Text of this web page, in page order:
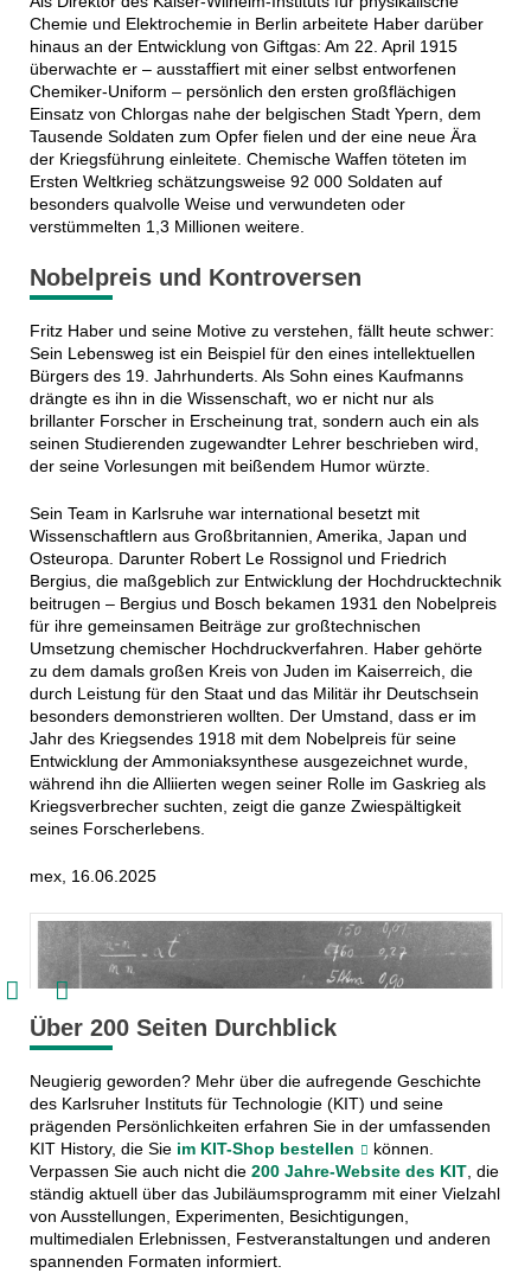
Chemie und Elektrochemie in Berlin arbeitete Haber darüber
hinaus an der Entwicklung von Giftgas: Am 22. April 1915
überwachte er – ausstaffiert mit einer selbst entworfenen
Chemiker-Uniform – persönlich den ersten großflächigen
Einsatz von Chlorgas nahe der belgischen Stadt Ypern, dem
Tausende Soldaten zum Opfer fielen und der eine neue Ära
der Kriegsführung einleitete. Chemische Waffen töteten im
Ersten Weltkrieg schätzungsweise 92 000 Soldaten auf
besonders qualvolle Weise und verwundeten oder
verstümmelten 1,3 Millionen weitere.
Nobelpreis und Kontroversen
Fritz Haber und seine Motive zu verstehen, fällt heute schwer:
Sein Lebensweg ist ein Beispiel für den eines intellektuellen
Bürgers des 19. Jahrhunderts. Als Sohn eines Kaufmanns
drängte es ihn in die Wissenschaft, wo er nicht nur als
brillanter Forscher in Erscheinung trat, sondern auch ein als
seinen Studierenden zugewandter Lehrer beschrieben wird,
der seine Vorlesungen mit beißendem Humor würzte.
Sein Team in Karlsruhe war international besetzt mit
Wissenschaftlern aus Großbritannien, Amerika, Japan und
Osteuropa. Darunter Robert Le Rossignol und Friedrich
Bergius, die maßgeblich zur Entwicklung der Hochdrucktechnik
beitrugen – Bergius und Bosch bekamen 1931 den Nobelpreis
für ihre gemeinsamen Beiträge zur großtechnischen
Umsetzung chemischer Hochdruckverfahren. Haber gehörte
zu dem damals großen Kreis von Juden im Kaiserreich, die
durch Leistung für den Staat und das Militär ihr Deutschsein
besonders demonstrieren wollten. Der Umstand, dass er im
Jahr des Kriegsendes 1918 mit dem Nobelpreis für seine
Entwicklung der Ammoniaksynthese ausgezeichnet wurde,
während ihn die Alliierten wegen seiner Rolle im Gaskrieg als
Kriegsverbrecher suchten, zeigt die ganze Zwiespältigkeit
seines Forscherlebens.
mex, 16.06.2025
 
Fritz Haber (1868-1934), Nobelpreisträger für Chemie 1918, entwickelte das
Haber-Bosch-Verfahren zur Ammoniaksynthese, das die industrielle
Herstellung von Düngemitteln revolutionierte und die landwirtschaftlichen
Erträge weltweit steigerte. Trotz seiner wissenschaftlichen Erfolge ist Habers
Erbe umstritten, da er auch eine Schlüsselrolle bei der Entwicklung chemischer
Über 200 Seiten Durchblick
Neugierig geworden? Mehr über die aufregende Geschichte
des Karlsruher Instituts für Technologie (KIT) und seine
prägenden Persönlichkeiten erfahren Sie in der umfassenden
KIT History, die Sie im KIT-Shop bestellen
können.
Verpassen Sie auch nicht die 200 Jahre-Website des KIT, die
ständig aktuell über das Jubiläumsprogramm mit einer Vielzahl
von Ausstellungen, Experimenten, Besichtigungen,
multimedialen Erlebnissen, Festveranstaltungen und anderen
spannenden Formaten informiert.